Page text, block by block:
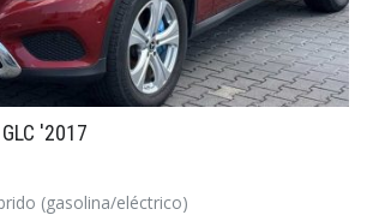
'2017
(gasolina/eléctrico)